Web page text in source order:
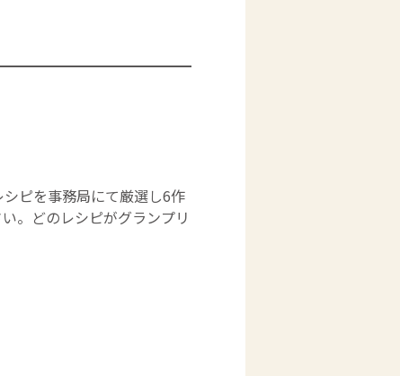
ピを事務局にて厳選し6作
。どのレシピがグランプリ